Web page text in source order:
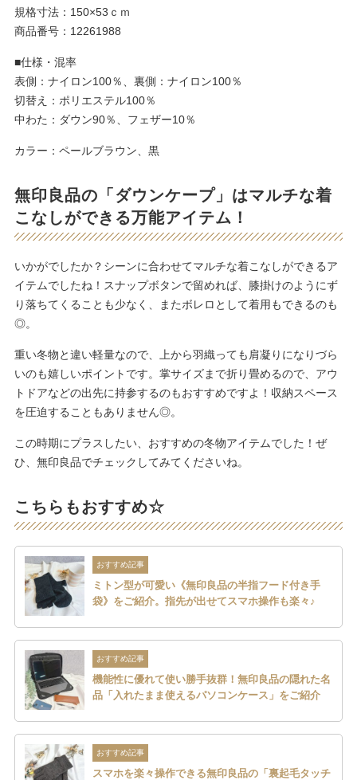
規格寸法：150×53ｃｍ
商品番号：12261988
■仕様・混率
表側：ナイロン100％、裏側：ナイロン100％
切替え：ポリエステル100％
中わた：ダウン90％、フェザー10％
カラー：ペールブラウン、黒
無印良品の「ダウンケープ」はマルチな着
こなしができる万能アイテム！
いかがでしたか？シーンに合わせてマルチな着こなしができるア
イテムでしたね！スナップボタンで留めれば、膝掛けのようにず
り落ちてくることも少なく、またボレロとして着用もできるのも
◎。
重い冬物と違い軽量なので、上から羽織っても肩凝りになりづら
いのも嬉しいポイントです。掌サイズまで折り畳めるので、アウ
トドアなどの出先に持参するのもおすすめですよ！収納スペース
を圧迫することもありません◎。
この時期にプラスしたい、おすすめの冬物アイテムでした！ぜ
ひ、無印良品でチェックしてみてくださいね。
こちらもおすすめ☆
おすすめ記事
ミトン型が可愛い《無印良品の半指フード付き手
袋》をご紹介。指先が出せてスマホ操作も楽々♪
おすすめ記事
機能性に優れて使い勝手抜群！無印良品の隠れた名
品「入れたまま使えるパソコンケース」をご紹介
おすすめ記事
スマホを楽々操作できる無印良品の「裏起毛タッチ